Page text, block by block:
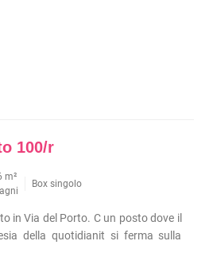
100/r
m²
Box singolo
in Via del Porto. C un posto dove il
della quotidianit si ferma sulla